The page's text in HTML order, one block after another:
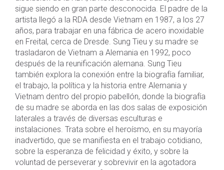
sigue siendo en gran parte desconocida. El padre de la
artista llegó a la RDA desde Vietnam en 1987, a los 27
años, para trabajar en una fábrica de acero inoxidable
en Freital, cerca de Dresde. Sung Tieu y su madre se
trasladaron de Vietnam a Alemania en 1992, poco
después de la reunificación alemana. Sung Tieu
también explora la conexión entre la biografía familiar,
el trabajo, la política y la historia entre Alemania y
Vietnam dentro del propio pabellón, donde la biografía
de su madre se aborda en las dos salas de exposición
laterales a través de diversas esculturas e
instalaciones. Trata sobre el heroísmo, en su mayoría
inadvertido, que se manifiesta en el trabajo cotidiano,
sobre la esperanza de felicidad y éxito, y sobre la
voluntad de perseverar y sobrevivir en la agotadora